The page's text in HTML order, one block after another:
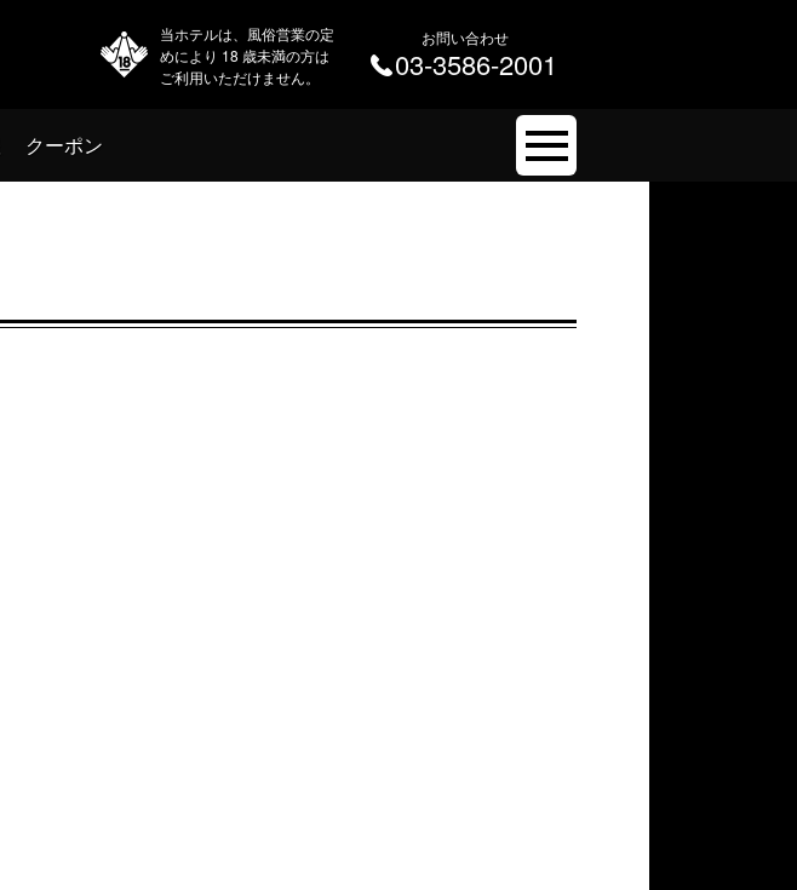
当ホテルは、風俗営業の定
めにより 18 歳未満の方は
ご利用いただけません。
お問い合わせ
03-3586-2001
クーポン